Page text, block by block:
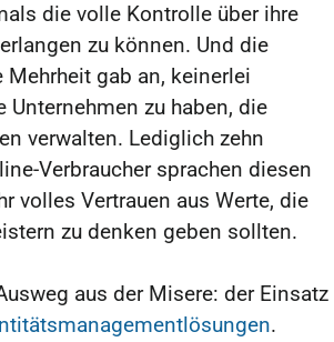
die volle Kontrolle über ihre
zu können. Und die
Mehrheit gab an, keinerlei
Unternehmen zu haben, die
verwalten. Lediglich zehn
Verbraucher sprachen diesen
volles Vertrauen aus Werte, die
zu denken geben sollten.
aus der Misere: der Einsatz
.